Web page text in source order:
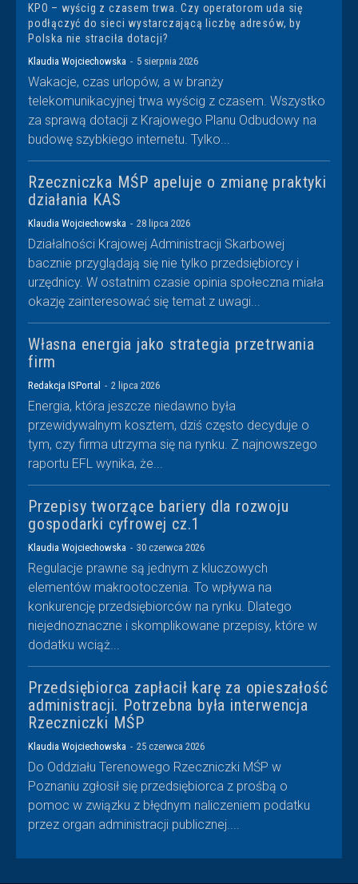
KPO – wyścig z czasem trwa. Czy operatorom uda się
podłączyć do sieci wystarczającą liczbę adresów, by
Polska nie straciła dotacji?
Klaudia Wojciechowska - 5 sierpnia 2026
Wakacje, czas urlopów, a w branży
telekomunikacyjnej trwa wyścig z czasem. Wszystko
za sprawą dotacji z Krajowego Planu Odbudowy na
budowę szybkiego internetu. Tylko...
Rzeczniczka MŚP apeluje o zmianę praktyki
działania KAS
Klaudia Wojciechowska - 28 lipca 2026
Działalności Krajowej Administracji Skarbowej
bacznie przyglądają się nie tylko przedsiębiorcy i
urzędnicy. W ostatnim czasie opinia społeczna miała
okazję zainteresować się temat z uwagi...
Własna energia jako strategia przetrwania
firm
Redakcja ISPortal - 2 lipca 2026
Energia, która jeszcze niedawno była
przewidywalnym kosztem, dziś często decyduje o
tym, czy firma utrzyma się na rynku. Z najnowszego
raportu EFL wynika, że...
Przepisy tworzące bariery dla rozwoju
gospodarki cyfrowej cz.1
Klaudia Wojciechowska - 30 czerwca 2026
Regulacje prawne są jednym z kluczowych
elementów makrootoczenia. To wpływa na
konkurencję przedsiębiorców na rynku. Dlatego
niejednoznaczne i skomplikowane przepisy, które w
dodatku wciąż...
Przedsiębiorca zapłacił karę za opieszałość
administracji. Potrzebna była interwencja
Rzeczniczki MŚP
Klaudia Wojciechowska - 25 czerwca 2026
Do Oddziału Terenowego Rzeczniczki MŚP w
Poznaniu zgłosił się przedsiębiorca z prośbą o
pomoc w związku z błędnym naliczeniem podatku
przez organ administracji publicznej....